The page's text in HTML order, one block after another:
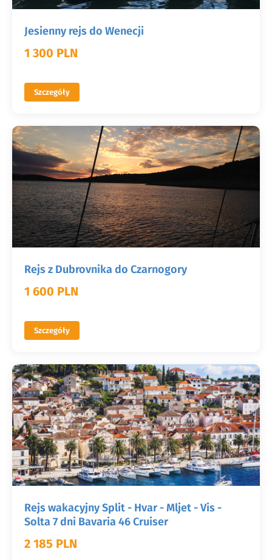
Jesienny rejs do Wenecji
1 300 PLN
Szczegóły
Rejs z Dubrovnika do Czarnogory
1 600 PLN
Szczegóły
Rejs wakacyjny Split - Hvar - Mljet - Vis -
Solta 7 dni Bavaria 46 Cruiser
2 185 PLN